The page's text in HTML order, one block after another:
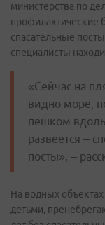
министерства по
профилактические
спасательные
специалисты
«Сейчас на
видно море,
пешком вдоль
развеется –
посты», –
На водных
детьми,